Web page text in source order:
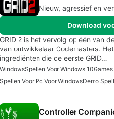
Nieuw, agressief en
Download
GRID 2 is het vervolg op één van
van ontwikkelaar Codemasters.
ingrediënten die de eerste GRID…
WindowsSpellen Voor Windows 10
Spellen Voor Pc Voor WindowsDemo
Controller